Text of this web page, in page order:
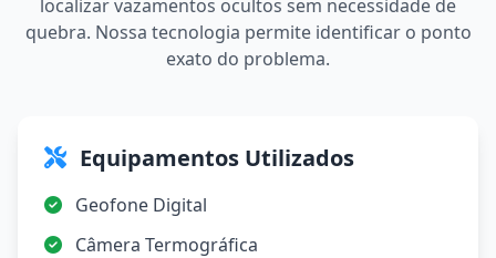
localizar vazamentos ocultos sem necessidade de
quebra. Nossa tecnologia permite identificar o ponto
exato do problema.
Equipamentos Utilizados
Geofone Digital
Câmera Termográfica